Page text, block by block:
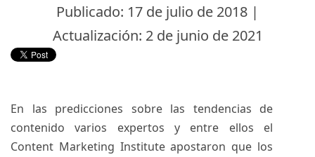
Publicado: 17 de julio de 2018 |
Actualización: 2 de junio de 2021
En las predicciones sobre las tendencias de
contenido varios expertos y entre ellos el
Content Marketing Institute apostaron que los